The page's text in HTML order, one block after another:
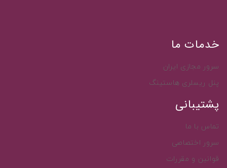
خدمات ما
سرور مجازی ایران
پنل ریسلری هاستینگ
پشتیبانی
تماس با ما
سرور اختصاصی
قوانین و مقررات